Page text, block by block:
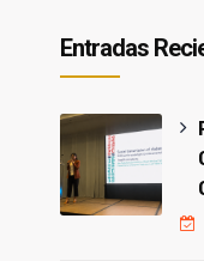
Entradas